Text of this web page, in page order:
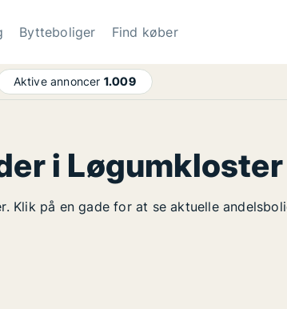
Bytteboliger Find køber
Aktive annoncer 1.009
i Løgumkloster
på en gade for at se aktuelle